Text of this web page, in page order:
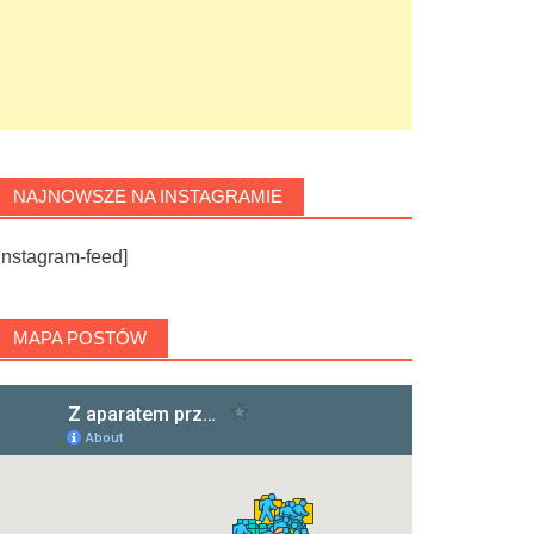
NAJNOWSZE NA INSTAGRAMIE
feed]
MAPA POSTÓW